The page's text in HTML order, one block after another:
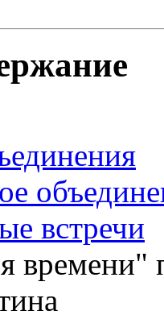
встречи
времени"